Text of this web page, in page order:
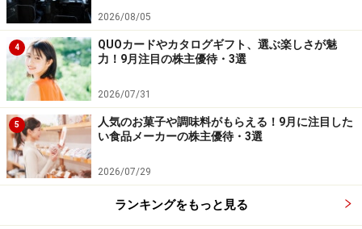
【2019年9月2日株価】 2192円
【株主優待獲得最低投資額】 100株＝21万9200円
【予想PER】25.1倍
【今期予想現金配当（1株あたり​​​​​​​）】 75円
【株主優待権利確定月】 10月末
【優待内容】駐車サービス券
100株以上 2000円相当
5000株以上 1万円相当
2026/08/05
4
QUOカードやカタログギフト、選ぶ楽しさが魅
力！9月注目の株主優待・3選
2026/07/31
5
人気のお菓子や調味料がもらえる！9月に注目した
い食品メーカーの株主優待・3選
2026/07/29
ランキングをもっと見る